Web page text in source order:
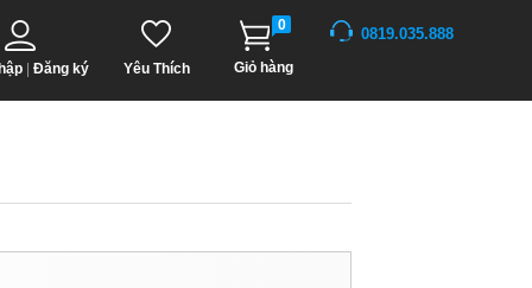
0819.035.888
0
Giỏ hàng
Yêu Thích
Đăng ký